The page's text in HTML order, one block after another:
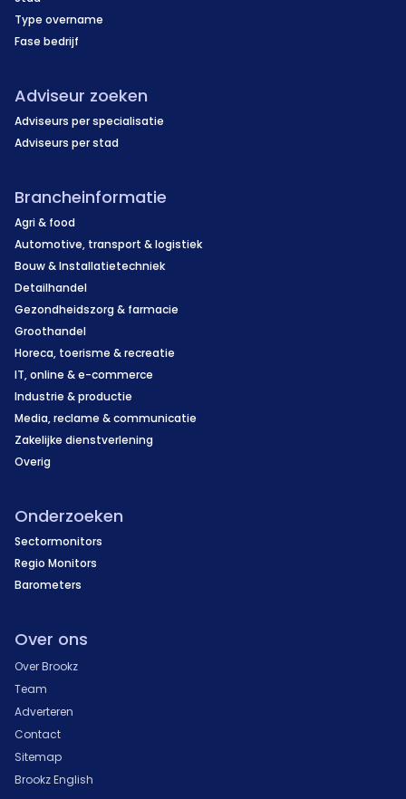
Type overname
Fase bedrijf
Adviseur zoeken
Adviseurs per specialisatie
Adviseurs per stad
Brancheinformatie
Agri & food
Automotive, transport & logistiek
Bouw & Installatietechniek
Detailhandel
Gezondheidszorg & farmacie
Groothandel
Horeca, toerisme & recreatie
IT, online & e-commerce
Industrie & productie
Media, reclame & communicatie
Zakelijke dienstverlening
Overig
Onderzoeken
Sectormonitors
Regio Monitors
Barometers
Over ons
Over Brookz
Team
Adverteren
Contact
Sitemap
Brookz English